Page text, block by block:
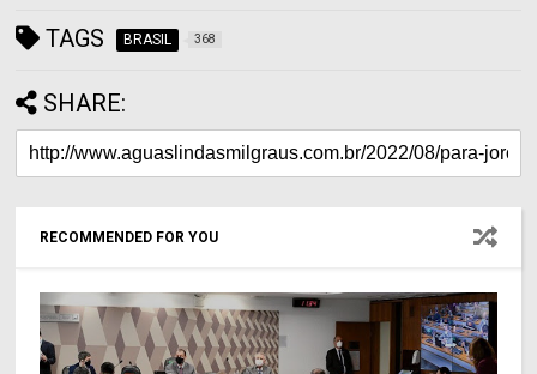
TAGS BRASIL 368
SHARE:
RECOMMENDED FOR YOU